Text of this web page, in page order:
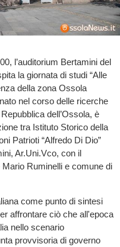
l’auditorium Bertamini del
la giornata di studi “Alle
della zona Ossola
nel corso delle ricerche
dell’Ossola, è
tra Istituto Storico della
Patrioti “Alfredo Di Dio”
Ar.Uni.Vco, con il
Mario Ruminelli e comune di
come punto di sintesi
affrontare ciò che all'epoca
nello scenario
provvisoria di governo